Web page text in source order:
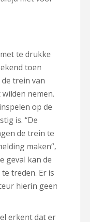
te drukke
toen
trein van
nemen.
op de
is. “De
de trein te
maken”,
geval kan de
treden. Er is
hierin geen
erkent dat er